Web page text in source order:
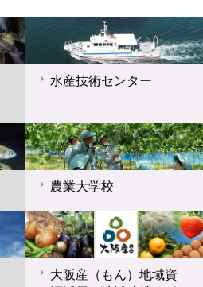
水産技術センター
農業大学校
大阪産（もん）地域資